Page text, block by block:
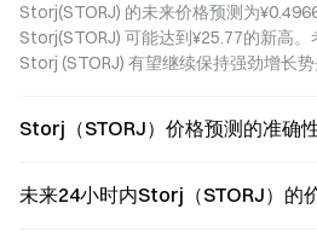
Storj(STORJ) 的未来价格预测为
Storj(STORJ) 可能达到¥25.77的新高。
Storj (STORJ) 有望继续保持强劲增长势
Storj（STORJ）价格预测的准确
未来24小时内Storj（STORJ）的